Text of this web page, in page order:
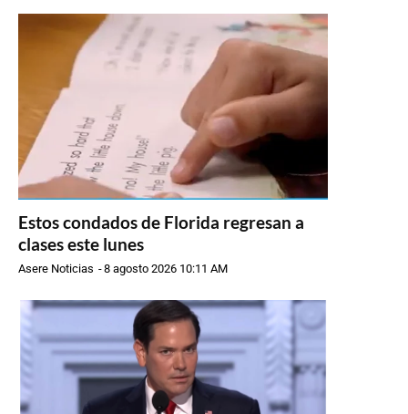
Estos condados de Florida regresan a
clases este lunes
Asere Noticias -8 agosto 2026 10:11 AM